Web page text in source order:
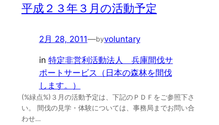
平成２３年３月の活動予定
2月 28, 2011—byvoluntary
in 特定非営利活動法人 兵庫間伐サ
ポートサービス（日本の森林を間伐
します。）
(%緑点%)３月の活動予定は、下記のＰＤＦをご参照下さ
い。 間伐の見学・体験については、事務局までお問い合
わせ…